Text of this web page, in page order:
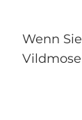
Wenn